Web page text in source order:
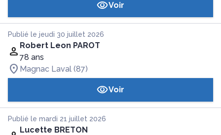
Voir
Publié le jeudi 30 juillet 2026
Robert Leon PAROT
78 ans
Magnac Laval (87)
Voir
Publié le mardi 21 juillet 2026
Lucette BRETON